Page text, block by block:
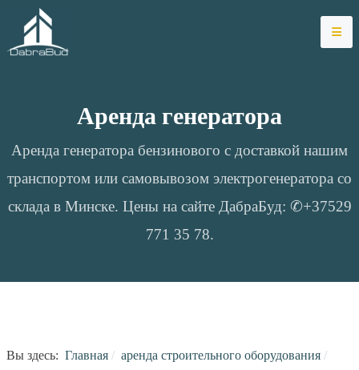
Аренда генератора
Аренда генератора бензинового с доставкой нашим
транспортом или самовывозом электрогенератора со
склада в Минске. Цены на сайте ДабраБуд: ✆+37529
771 35 78.
Вы здесь: Главная
аренда строительного оборудования